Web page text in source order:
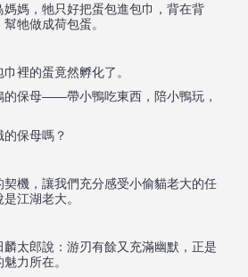
媽，牠只好把蛋包進包巾，背在背
牠做成荷包蛋。
裡的蛋竟然孵化了。
的保母——帶小鴨吃東西，陪小鴨玩，
保母嗎？
機，讓我們充分感受小偷貓老大的任
江湖老大。
麟太郎說：游刃有餘又充滿幽默，正是
力所在。